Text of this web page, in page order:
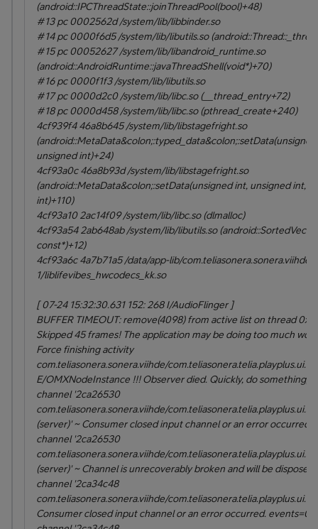
(android::IPCThreadState::joinThreadPool(bool)+48)
#13 pc 0002562d /system/lib/libbinder.so
#14 pc 0000f6d5 /system/lib/libutils.so
#15 pc 00052627 /system/lib/libandroid_runtime.so
(android::AndroidRuntime::javaThreadShell(void*)+70)
#16 pc 0000f1f3 /system/lib/libutils.so
#17 pc 0000d2c0 /system/lib/libc.so (__thread_entry+72)
#18 pc 0000d458 /system/lib/libc.so (pthread_create+240)
4cf939f4 46a8b645 /system/lib/libstagefright.so
unsigned int)+24)
4cf93a0c 46a8b93d /system/lib/libstagefright.so
(android::MetaData&colon;:setData(unsigned int, unsigned int,
int)+110)
4cf93a10 2ac14f09 /system/lib/libc.so (dlmalloc)
4cf93a54 2ab648ab /system/lib/libutils.so
const*)+12)
4cf93a6c 4a7b71a5 /data/app-lib/com.teliasonera.sonera.viihde-
1/liblifevibes_hwcodecs_kk.so
[ 07-24 15:32:30.631 152: 268 I/AudioFlinger ]
BUFFER TIMEOUT: remove(4098) from active list on thread
Skipped 45 frames! The application may be doing too much
Force finishing activity
com.teliasonera.sonera.viihde/
E/OMXNodeInstance !!! Observer died. Quickly, do something,
channel '2ca26530
com.teliasonera.sonera.viihde/
(server)' ~ Consumer closed input channel or an error occurred.
channel '2ca26530
com.teliasonera.sonera.viihde/
(server)' ~ Channel is unrecoverably broken and will be disposed!
channel '2ca34c48
com.teliasonera.sonera.viihde/
Consumer closed input channel or an error occurred.